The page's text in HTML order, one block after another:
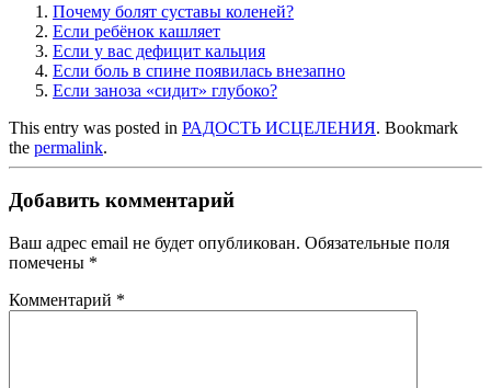
Почему болят суставы коленей?
Если ребёнок кашляет
Если у вас дефицит кальция
Если боль в спине появилась внезапно
Если заноза «сидит» глубоко?
This entry was posted in РАДОСТЬ ИСЦЕЛЕНИЯ. Bookmark
the permalink.
Добавить комментарий
Ваш адрес email не будет опубликован. Обязательные поля
помечены *
Комментарий *